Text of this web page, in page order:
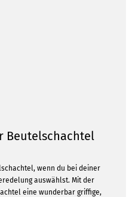
Beutelschachtel
wenn du bei deiner
auswählst. Mit der
eine wunderbar griffige,